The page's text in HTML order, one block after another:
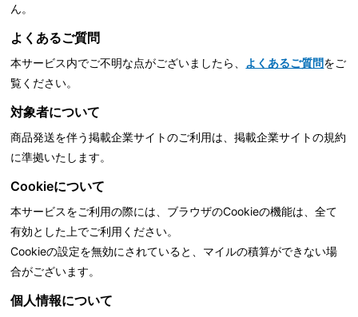
ん。
よくあるご質問
本サービス内でご不明な点がございましたら、 よくあるご質問をご
覧ください。
対象者について
商品発送を伴う掲載企業サイトのご利用は、掲載企業サイトの規約
に準拠いたします。
Cookieについて
本サービスをご利用の際には、ブラウザのCookieの機能は、全て
有効とした上でご利用ください。
Cookieの設定を無効にされていると、マイルの積算ができない場
合がございます。
個人情報について